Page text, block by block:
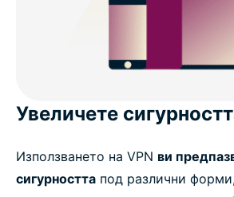
Увеличете
Използването на VPN ви
сигурността под различни